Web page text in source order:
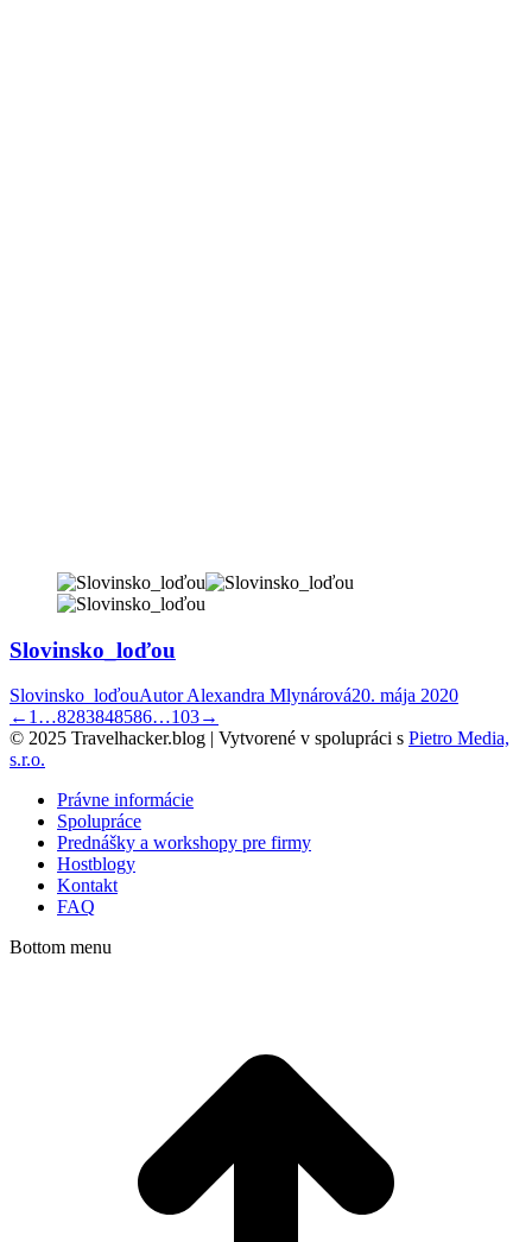
Slovinsko_loďou
Slovinsko_loďouAutorAlexandra Mlynárová20. mája 2020
← 1 …8283848586…103→
© 2025 Travelhacker.blog | Vytvorené v spolupráci s Pietro Media,
s.r.o.
Právne informácie
Spolupráce
Prednášky a workshopy pre firmy
Hostblogy
Kontakt
FAQ
Bottom menu